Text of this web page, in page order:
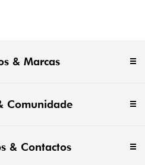
& Marcas
Comunidade
& Contactos